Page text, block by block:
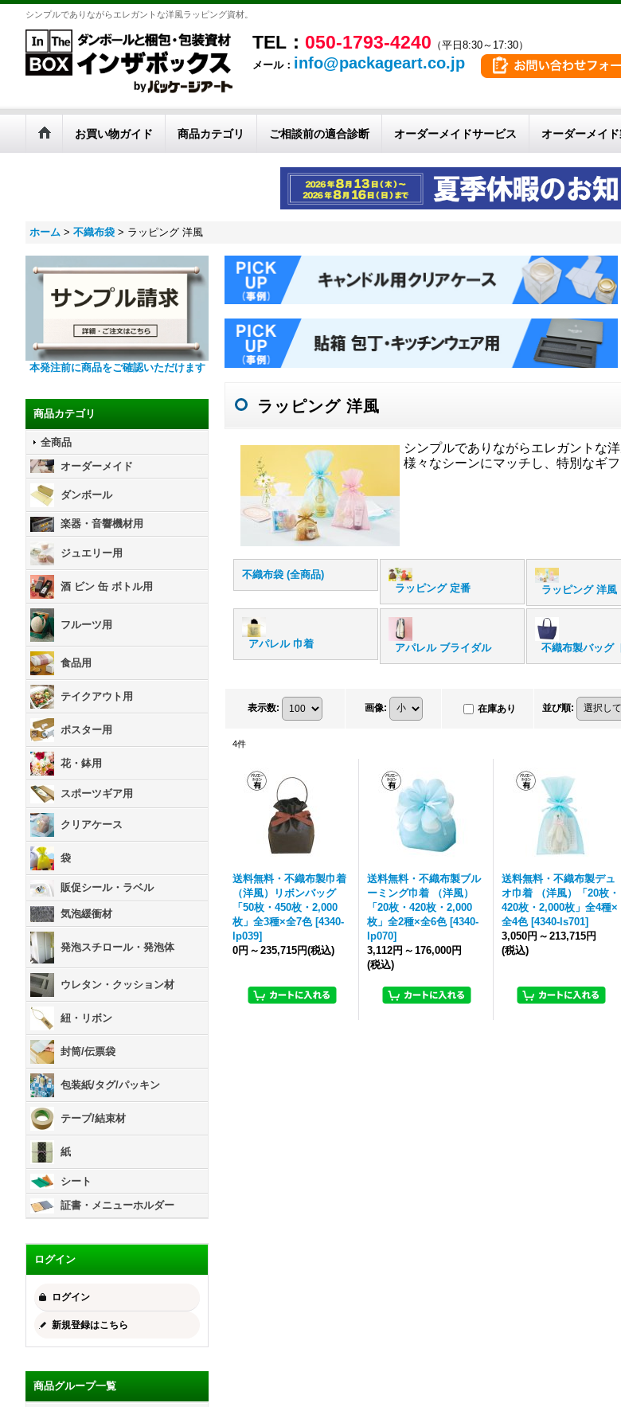
シンプルでありながらエレガントな洋風ラッピング資材。
TEL： 050-1793-4240 （平日8:30～17:30）
メール： info@packageart.co.jp
お買い物ガイド 商品カテゴリ ご相談前の適合診断 オーダーメイドサービス オーダーメイ
ホーム > 不織布袋 > ラッピング 洋風
本発注前に商品をご確認いただけます
商品カテゴリ
全商品
オーダーメイド
ダンボール
楽器・音響機材用
ジュエリー用
酒 ビン 缶 ボトル用
フルーツ用
食品用
テイクアウト用
ポスター用
花・鉢用
スポーツギア用
クリアケース
袋
販促シール・ラベル
気泡緩衝材
発泡スチロール・発泡体
ウレタン・クッション材
紐・リボン
封筒/伝票袋
包装紙/タグ/パッキン
テープ/結束材
紙
シート
証書・メニューホルダー
ログイン
ログイン
新規登録はこちら
商品グループ一覧
ラッピング 洋風
シンプルでありながらエレガントな
様々なシーンにマッチし、特別なギ
不織布袋 (全商品)
ラッピング 定番
ラッピング 洋風
アパレル 巾着 アパレル ブライダル 不織布製バッグ
表示数: 画像: 在庫あり 並び順:
4件
送料無料・不織布製巾着
（洋風）リボンバッグ
「50枚・450枚・2,000
枚」全3種×全7色 [4340-
lp039]
0円 ～ 235,715円(税込)
送料無料・不織布製ブル
ーミング巾着 （洋風）
「20枚・420枚・2,000
枚」全2種×全6色 [4340-
lp070]
3,112円 ～ 176,000円
(税込)
送料無料・不織布製デュ
オ巾着 （洋風）「20枚・
420枚・2,000枚」全4種×
全4色 [4340-ls701]
3,050円 ～ 213,715円
(税込)